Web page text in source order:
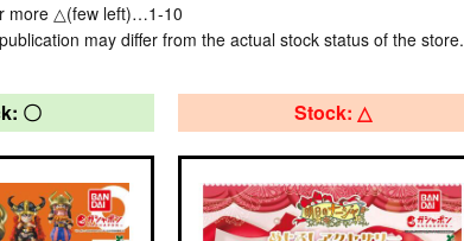
more △(few left)…1-10
may differ from the actual stock status of the store.
〇 Stock: △